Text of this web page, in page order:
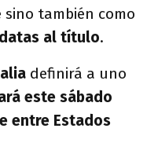
también como
al título.
definirá a uno
este sábado
entre Estados